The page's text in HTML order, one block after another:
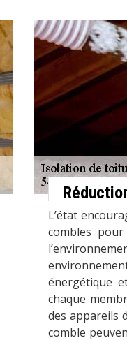
L’état
combles
énergétique
chaque
des appareils
comble